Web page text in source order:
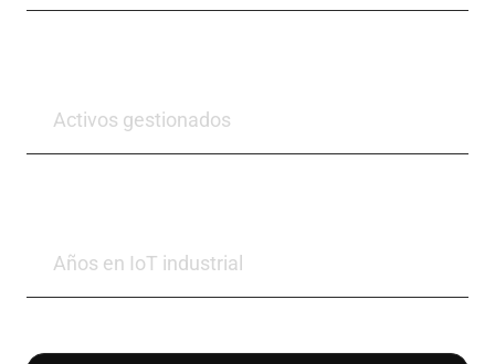
Activos gestionados
Años en IoT industrial